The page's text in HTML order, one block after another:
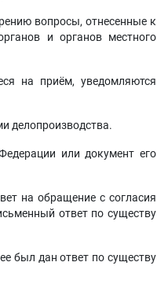
вопросы, отнесенные к
и органов местного
на приём, уведомляются
делопроизводства.
или документ его
на обращение с согласия
ответ по существу
был дан ответ по существу